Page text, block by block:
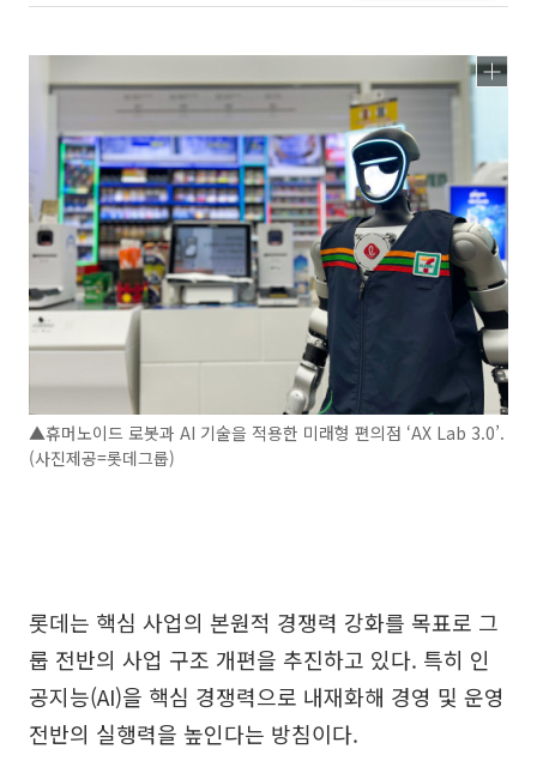
▲휴머노이드 로봇과 AI 기술을 적용한 미래형 편의점 ‘AX Lab 3.0’.
(사진제공=롯데그룹)
롯데는 핵심 사업의 본원적 경쟁력 강화를 목표로 그
룹 전반의 사업 구조 개편을 추진하고 있다. 특히 인
공지능(AI)을 핵심 경쟁력으로 내재화해 경영 및 운영
전반의 실행력을 높인다는 방침이다.